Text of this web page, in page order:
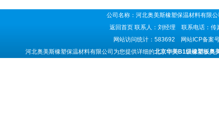
公司名称：河北奥美斯橡塑保温材料有
返回首页 联系人：刘经理 联系电话：
网站访问统计：583692 网站ICP备案
河北奥美斯橡塑保温材料有限公司为您提供详细的北京华美B1级橡塑板奥